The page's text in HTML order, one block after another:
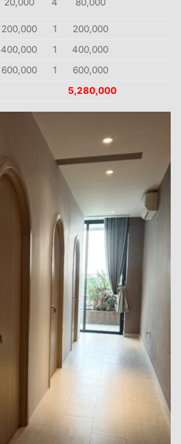
200,000 1
200,000
400,000 1
400,000
600,000 1
600,000
5,280,000